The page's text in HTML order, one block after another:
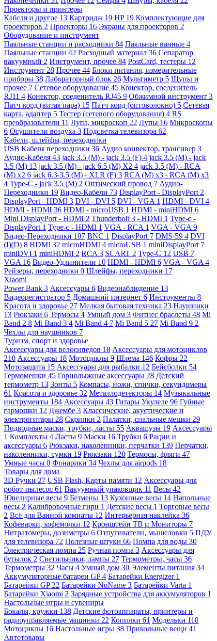
Проекторы и принтеры
Кабеля и другое 13 Картридж 19 HP 19 Комплектующие для
проекторов 2 Проекторы 16 Экраны для проекторов 2
Оборудование и инструмент
Паяльные станции и расходники 84 Паяльные ванные 4
Паяльные станции 42 Расходный материал 36 Сепаратор
вакуумный 2 Инструмент, прочее 84 PostCard, тестеры 12
Инструмент 28 Прочее 44 Блоки питания, измерительные
приборы 38 Лабораторный блок 26 Мультиметр 5 Щупы и
прочее 7 Сетевое оборудование 45 Конектор, соеденитель
RJ11 4 Конектор, соеденитель RJ45 9 Обжимной инструмент 3
Патч-корд (витая пара) 15 Патч-корд (оптоволокно) 5 Сетевая
карта, адаптер 5 Тестер (сетевого оборудования) 4 RS
преобразователи 11 Лупа, микроскоп 22 Лупы 16 Микроскопы
6 Осушители воздуха 3 Подсветка телевизора 62
Кабели, шлейфы, переходники
USB Кабеля переходники 36 Аудио конвектор, трансивер 3
Аудио-Кабеля 43 jack 3.5 (M) - jack 3.5 (F) 4 jack 3.5 (M) - jack
3.5 (M) 13 jack 3.5 (M) - jack 6.5 (M) X2 4 jack 3.5 (M) - RCA
(M) x2 6 jack 6.3-3.5 (M) - XLR (F) 3 RCA (M) x3 - RCA (M) x3
4 Type-C - jack 3.5 (M) 2 Оптический провод 7 Аудио-
Переходники 19 Видео-Кабели 73 DisplayPort - DisplayPort 2
DisplayPort - HDMI 3 DVI - DVI 5 DVI - VGA 1 HDMI - DVI 4
HDMI - HDMI 36 HDMI - microUSB 1 HDMI - miniHDMI 6
Mini DisplayPort - HDMI 2 Thunderbolt 3 - HDMI 1 Type-c -
DisplayPort 1 Type-c - HDMI 1 VGA - RCA 1 VGA - VGA 9
Видео-Переходники 107 BNC 1 DisplayPort 7 DMS-59 4 DVI
(I)(D) 8 HDMI 32 microHDMI 4 microUSB 1 miniDisplayPort 7
miniDVI 1 miniHDMI 2 RCA 3 SCART 2 Type-C 12 USB 7
VGA 16 Видео-Удлинители 10 HDMI - HDMI 6 VGA - VGA 4
Рейзеры, переходники 0 Шлейфы, переходники 17
Xiaomi
Power Bank 3 Аксессуары 6 Видеонаблюдение 13
Видеорегистратор 5 Домашний интернет 6 Инструменты 8
Красота и здоровье 27 Мелкая бытовая техника 23 Наушники
13 Рюкзаки 6 Термосы 4 Умный дом 3 Фитнес браслеты 48 Mi
Band 2 8 Mi Band 3 4 Mi Band 4 7 Mi Band 5 27 Mi Band 9 2
Чехлы для наушников 7
Туризм, спорт и здоровье
Аксессуары для велосипедов 18 Аксессуары для мотоциклов
210 Аксессуары 18 Мотоциклы 9 Шлема 146 Кофры 22
Мотозащита 15 Аксессуары для рыбалки 12 Бейсболки 54
Гермомешки 45 Горнолыжные аксессуары 28 Детский
термометр 13 Зонты 5 Компасы, ножи, спички, секундомеры
61 Красота и здоровье 32 Металлодетекторы 14 Музыкальные
инструменты 184 Аксессуары 43 Гитары Укулеле 96 Губные
гармошки 12 Джембе 3 Классические, акустические и
электрогитары 28 Скрипки 2 Палатки, спальные мешки 29
Подводные маски, трубки, ласты 55 Аквашузы 19 Аксессуары
1 Комплекты 4 Ласты 9 Маски 16 Трубки 6 Рации и
аксессуары 6 Рюкзаки, наколенники, перчатки 139 Перчатки,
наколенники, сумки 19 Рюкзаки 120 Термосы, фляги 47
Умные часы 0 Фонарики 34 Чехлы для airpods 18
Товары для дома
3D Ручки 27 USB Flash, Карты памяти 12 Аксессуары для
робот-пылесос 61 Вакуумный упаковщик 11 Весы 42
Ювелирные весы 9 Безмены 13 Кухонные весы 14 Напольные
весы 2 Калибровочные гири 1 Детские весы 1 Торговые весы
2 Всё для Ванной комнаты 12 Интерьерная наклейка 36
Кофеварки, кофемолки 12 Кронштейн ТВ и Мониторы 7
Нитратомеры, дозиметры 6 Отпугиватели, мышеловки 5 ПДУ
для телевизора 72 Полезные штуки 66 Помпа для воды 30
Электрическая помпа 25 Ручная помпа 3 Аксессуары для
бутылок 2 Светильники, лампы 27 Термометры, часы 36
Термометры 32 Часы 4 Умный дом 30 Элементы питания 34
Аккумуляторные батареи GP4 Батарейки Energizer 1
Батарейки GP 22 Батарейки NoName 3 Батарейки Varta 1
Батарейки Xiaomi 2 Зарядные устройства для аккумуляторов 1
Настольные игры и сувениры
Бокалы, кружки 138 Детские фотоаппараты, принтеры и
радиоуправляемые машинки 22 Копилки 61 Модельки 118
Мотоциклы 16 Настольные игры 38 Прикольные вещи 41
Автотовары